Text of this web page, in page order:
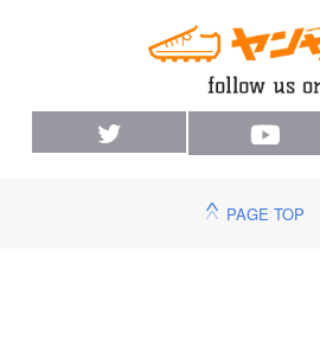
PAGE TOP